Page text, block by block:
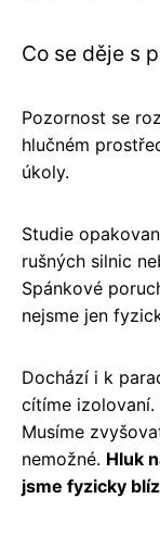
Co se děje s
Pozornost se
hlučném
úkoly.
Studie
rušných silnic
Spánkové
nejsme jen
Dochází i k
cítíme izolovaní.
Musíme
nemožné. Hluk
jsme fyzicky